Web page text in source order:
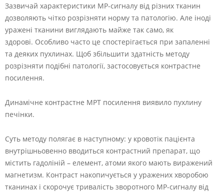
Зазвичай характеристики МР-сигналу від різних тканин
дозволяють чітко розрізняти норму та патологію. Але іноді
уражені тканини виглядають майже так само, як
здорові. Особливо часто це спостерігається при запаленні
та деяких пухлинах. Щоб збільшити здатність методу
розрізняти подібні патології, застосовується контрастне
посилення.
Динамічне контрастне МРТ посилення виявило пухлину
печінки.
Суть методу полягає в наступному: у кровотік пацієнта
внутрішньовенно вводиться контрастний препарат, що
містить гадоліній – елемент, атоми якого мають виражений
магнетизм. Контраст накопичується у уражених хворобою
тканинах і скорочує тривалість зворотного МР-сигналу від